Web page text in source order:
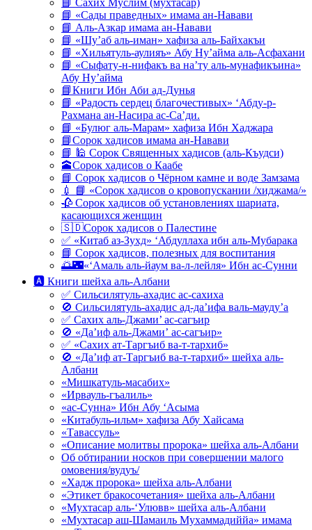
📘 Сахих Муслим (мухтасар)
📘 «Сады праведных» имама ан-Навави
📘 Аль-Азкар имама ан-Навави
📘 «Шу’аб аль-иман» хафиза аль-Байхакъи
📘 «Хильятуль-аулияъ» Абу Ну’айма аль-Асфахани
📘 «Сыфату-н-нифакъ ва на’ту аль-мунафикъина»
Абу Ну’айма
📘Книги Ибн Аби ад-Дунья
📘 «Радость сердец благочестивых» ‘Абду-р-
Рахмана ан-Насира ас-Са’ди.
📘 «Булюг аль-Марам» хафиза Ибн Хаджара
📘Сорок хадисов имама ан-Навави
📘 🕌 Сорок Священных хадисов (аль-Къудси)
🕋Сорок хадисов о Каабе
📘 Сорок хадисов о Чёрном камне и воде Замзама
💉 📘 «Сорок хадисов о кровопускании /хиджама/»
🥀 Сорок хадисов об установлениях шариата,
касающихся женщин
🇸🇩Сорок хадисов о Палестине
✅ «Китаб аз-Зухд» ‘Абдуллаха ибн аль-Мубарака
📘 Сорок хадисов, полезных для воспитания
🌅🌃«‘Амаль аль-йаум ва-л-лейля» Ибн ас-Сунни
🅰 Книги шейха аль-Албани
✅ Сильсилятуль-ахадис ас-сахиха
🚫 Сильсилятуль-ахадис ад-да’ифа валь-мауду’а
✅ Сахих аль-Джами’ ас-сагъир
🚫 «Да’иф аль-Джами’ ас-сагъир»
✅ «Сахих ат-Таргъиб ва-т-тархиб»
🚫 «Да’иф ат-Таргъиб ва-т-тархиб» шейха аль-
Албани
«Мишкатуль-масабих»
«Ирвауль-гъалиль»
«ас-Сунна» Ибн Абу ‘Асыма
«Китабуль-ильм» хафиза Абу Хайсама
«Тавассуль»
«Описание молитвы пророка» шейха аль-Албани
Об обтирании носков при совершении малого
омовения/вудуъ/
«Хадж пророка» шейха аль-Албани
«Этикет бракосочетания» шейха аль-Албани
«Мухтасар аль-‘Улювв» шейха аль-Албани
«Мухтасар аш-Шамаиль Мухаммадиййа» имама